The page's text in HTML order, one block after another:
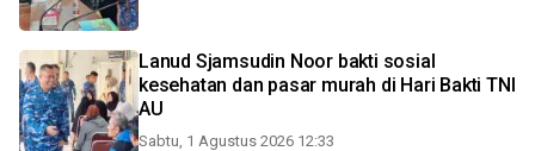
Lanud Sjamsudin Noor bakti sosial
kesehatan dan pasar murah di Hari Bakti TNI
AU
Sabtu, 1 Agustus 2026 12:33